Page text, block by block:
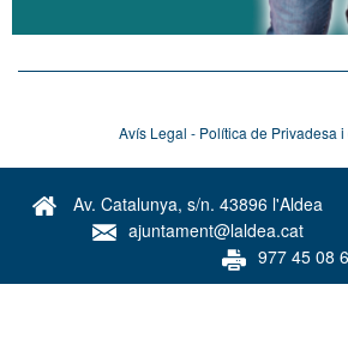
Avís Legal - Política de Privadesa
Av. Catalunya, s/n. 43896 l'Aldea
ajuntament@laldea.cat
977 45 08